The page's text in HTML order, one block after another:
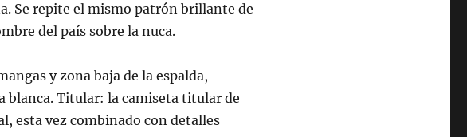
Se repite el mismo patrón brillante de
del país sobre la nuca.
y zona baja de la espalda,
blanca. Titular: la camiseta titular de
esta vez combinado con detalles